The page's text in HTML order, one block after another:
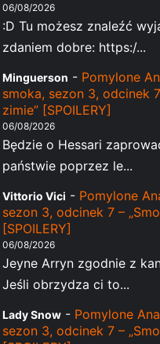
06/08/2026
:D Tu możesz znaleźć
zdaniem dobre: https:/...
Minguerson - Pomylone
smoka, sezon 3, odcinek
zimie” [SPOILERY]
06/08/2026
Będzie o Hessari
państwie poprzez le...
Vittorio Vici - Pomylone
sezon 3, odcinek 7 –
[SPOILERY]
06/08/2026
Jeyne Arryn zgodnie z
Jeśli obrzydza ci to...
Lady Snow - Pomylone
sezon 3, odcinek 7 –